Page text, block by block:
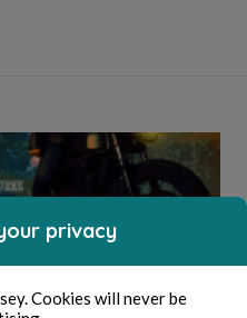
privacy
Cookies will never be